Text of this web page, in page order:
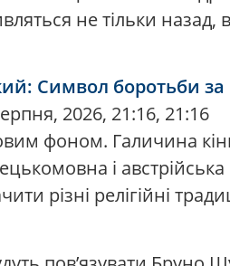
не тільки
Символ боротьби за
2026, 21:16, 21:16
фоном. Галичина
і
різні релігійні